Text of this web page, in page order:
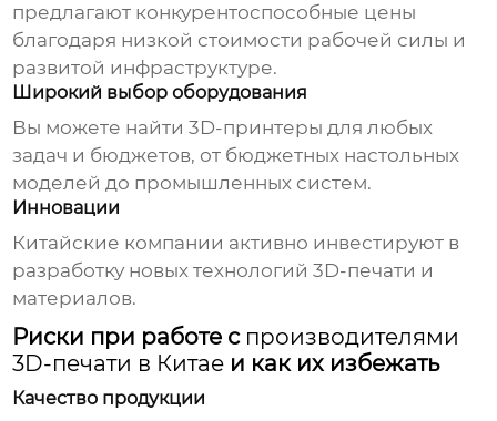
предлагают конкурентоспособные цены
благодаря низкой стоимости рабочей силы и
развитой инфраструктуре.
Широкий выбор оборудования
Вы можете найти 3D-принтеры для любых
задач и бюджетов, от бюджетных настольных
моделей до промышленных систем.
Инновации
Китайские компании активно инвестируют в
разработку новых технологий 3D-печати и
материалов.
Риски при работе с производителями
3D-печати в Китае и как их избежать
Качество продукции